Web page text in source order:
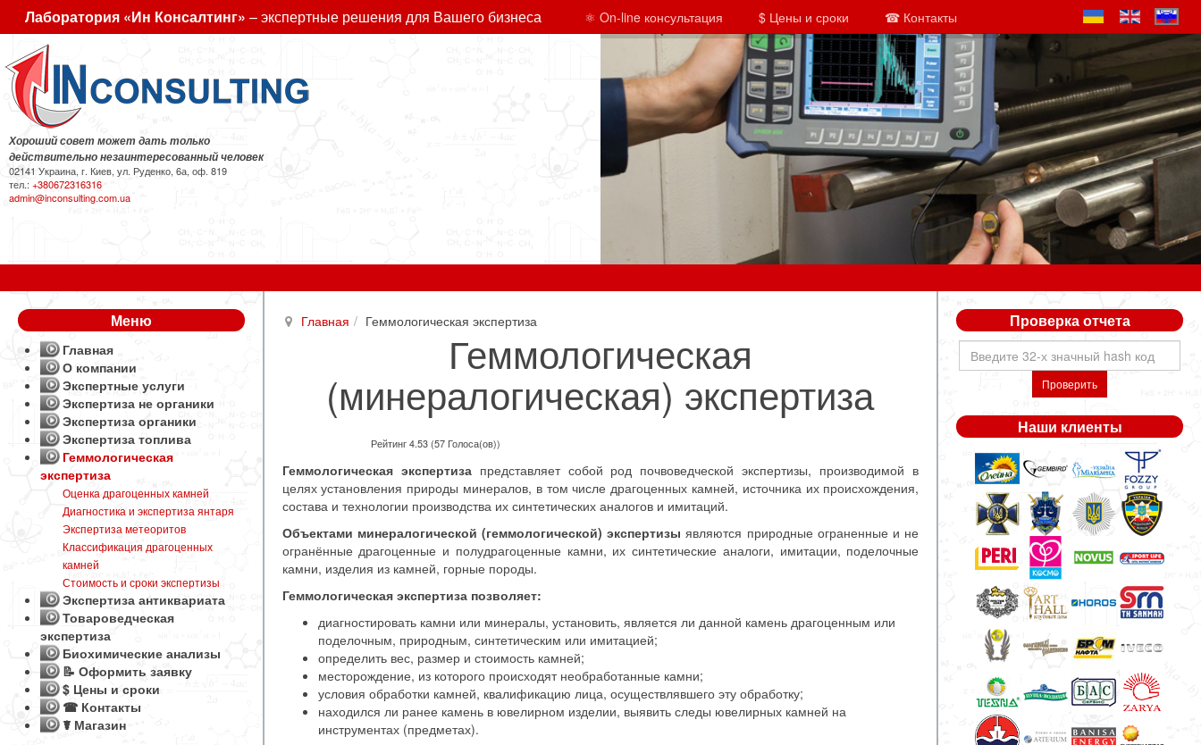
Лаборатория «Ин Консалтинг» – экспертные решения для Вашего бизнеса ⚛ On-line консультация $ Цены и сроки ☎ Контакты
Хороший совет может дать только
действительно незаинтересованный человек
02141 Украина, г. Киев, ул. Руденко, 6а, оф. 819
тел.:+380672316316
admin@inconsulting.com.ua
Главная Геммологическая экспертиза
Геммологическая
(минералогическая) экспертиза
Рейтинг 4.53 (57 Голоса(ов))
Геммологическая экспертизапредставляет собой род почвоведческой экспертизы, производимой в
целях установления природы минералов, в том числе драгоценных камней, источника их происхождения,
состава и технологии производства их синтетических аналогов и имитаций.
Объектами минералогической (геммологической) экспертизы являются природные ограненные и не
огранённые драгоценные и полудрагоценные камни, их синтетические аналоги, имитации, поделочные
камни, изделия из камней, горные породы.
Геммологическая экспертиза позволяет:
диагностировать камни или минералы, установить, является ли данной камень драгоценным или
поделочным, природным, синтетическим или имитацией;
определить вес, размер и стоимость камней;
месторождение, из которого происходят необработанные камни;
условия обработки камней, квалификацию лица, осуществлявшего эту обработку;
находился ли ранее камень в ювелирном изделии, выявить следы ювелирных камней на
инструментах (предметах).
Меню
Главная
О компании
Экспертные услуги
Экспертиза не органики
Экспертиза органики
Экспертиза топлива
Геммологическая
экспертиза
Оценка драгоценных камней
Диагностика и экспертиза янтаря
Экспертиза метеоритов
Классификация драгоценных
камней
Стоимость и сроки экспертизы
Экспертиза антиквариата
Товароведческая
экспертиза
Биохимические анализы
📝 Оформить заявку
$ Цены и сроки
☎ Контакты
☤ Магазин
Проверка отчета
Проверить
Наши клиенты